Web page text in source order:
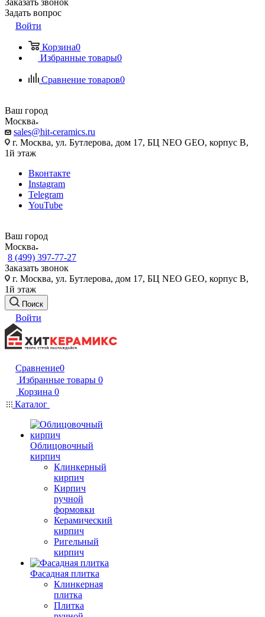
Заказать звонок
Задать вопрос
Войти
Корзина0
Избранные товары0
Сравнение товаров0
Ваш город
Москва
sales@hit-ceramics.ru
г. Москва, ул. Бутлерова, дом 17, БЦ NEO GEO, корпус В,
1й этаж
Вконтакте
Instagram
Telegram
YouTube
Ваш город
Москва
8 (499) 397-77-27
Заказать звонок
г. Москва, ул. Бутлерова, дом 17, БЦ NEO GEO, корпус В,
1й этаж
Поиск
Войти
Сравнение0
Избранные товары 0
Корзина 0
Каталог
Облицовочный
кирпич
Клинкерный
кирпич
Кирпич
ручной
формовки
Керамический
кирпич
Ригельный
кирпич
Фасадная плитка
Клинкерная
плитка
Плитка